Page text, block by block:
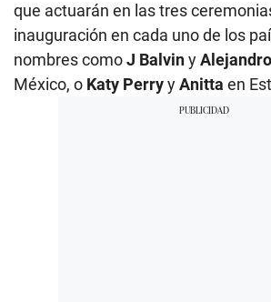
que actuarán en las tres
inauguración en cada uno de los
nombres comoJ Balviny
México, o Katy PerryyAnitta en